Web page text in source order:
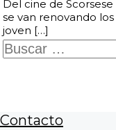
Del cine de
se van renovando
joven […]
Buscar:
Contacto